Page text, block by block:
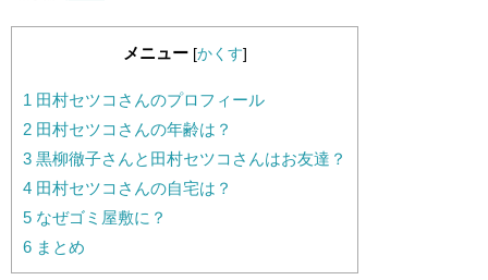
メニュー [かくす]
1 田村セツコさんのプロフィール
2 田村セツコさんの年齢は？
3 黒柳徹子さんと田村セツコさんはお友達？
4 田村セツコさんの自宅は？
5 なぜゴミ屋敷に？
6 まとめ